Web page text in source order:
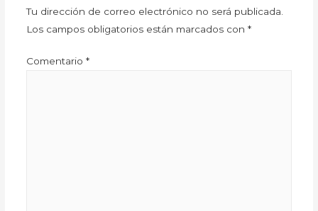
Tu dirección de correo electrónico no será publicada.
Los campos obligatorios están marcados con *
Comentario *